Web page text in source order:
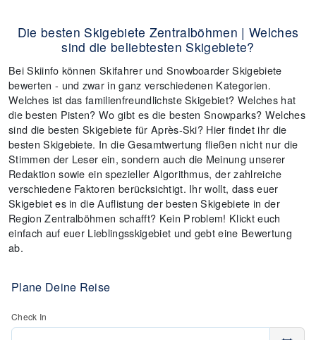
Die besten Skigebiete Zentralböhmen | Welches
sind die beliebtesten Skigebiete?
Bei Skiinfo können Skifahrer und Snowboarder Skigebiete
bewerten - und zwar in ganz verschiedenen Kategorien.
Welches ist das familienfreundlichste Skigebiet? Welches hat
die besten Pisten? Wo gibt es die besten Snowparks? Welches
sind die besten Skigebiete für Après-Ski? Hier findet ihr die
besten Skigebiete. In die Gesamtwertung fließen nicht nur die
Stimmen der Leser ein, sondern auch die Meinung unserer
Redaktion sowie ein spezieller Algorithmus, der zahlreiche
verschiedene Faktoren berücksichtigt. Ihr wollt, dass euer
Skigebiet es in die Auflistung der besten Skigebiete in der
Region Zentralböhmen schafft? Kein Problem! Klickt euch
einfach auf euer Lieblingsskigebiet und gebt eine Bewertung
ab.
Plane Deine Reise
Check In